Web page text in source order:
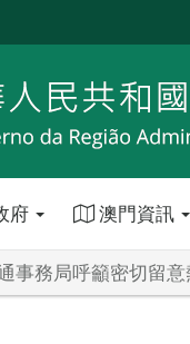
府 澳門資訊
事務局呼籲密切留